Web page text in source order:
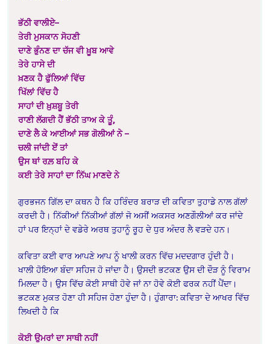
ਭੱਠੀ ਵਾਲੀਏ–
ਤੇਰੀ ਮੁਸਕਾਨ ਸੋਹਣੀ
ਦਾਣੇ ਭੁੰਨਣ ਦਾ ਚੱਜ ਵੀ ਖ਼ੂਬ ਆਵੇ
ਤੇਰੇ ਹਾਸੇ ਦੀ
ਖ਼ਣਕ ਹੈ ਫੁੱਲਿਆਂ ਵਿੱਚ
ਖਿੱਲਾਂ ਵਿੱਚ ਹੈ
ਸਾਹਾਂ ਦੀ ਖ਼ੁਸ਼ਬੂ ਤੇਰੀ
ਰਾਣੀ ਲੱਗਦੀ ਹੈਂ ਭੱਠੀ ਤਾਅ ਕੇ ਤੂੰ,
ਦਾਣੇ ਲੈ ਕੇ ਆਈਆਂ ਸਭ ਗੋਲੀਆਂ ਨੇ –
ਚਲੀ ਜਾਂਦੀ ਏਂ ਤਾਂ
ਉਸ ਥਾਂ ਰਲ਼ ਬਹਿ ਕੇ
ਕਈ ਤੇਰੇ ਸਾਹਾਂ ਦਾ ਨਿੱਘ ਮਾਣਦੇ ਨੇ
ਗੁਰਭਜਨ ਗਿੱਲ ਦਾ ਕਥਨ ਹੈ ਕਿ ਹਰਿੰਦਰ ਬਰਾੜ ਦੀ ਕਵਿਤਾ ਤੁਹਾਡੇ ਨਾਲ ਗੱਲਾਂ
ਕਰਦੀ ਹੈ। ਨਿੱਕੀਆਂ ਨਿੱਕੀਆਂ ਗੱਲਾਂ ਜੋ ਅਸੀਂ ਅਕਸਰ ਅਣਗੌਲੀਆਂ ਕਰ ਜਾਂਦੇ
ਹਾਂ ਪਰ ਇਨ੍ਹਾਂ ਦੇ ਵਡੇਰੇ ਅਰਥ ਤੁਹਾਨੂੰ ਰੂਹ ਦੇ ਧੁਰ ਅੰਦਰ ਲੈ ਵੜਦੇ ਹਨ।
ਕਵਿਤਾ ਕਈ ਵਾਰ ਆਪਣੇ ਆਪ ਨੂੰ ਖਾਲੀ ਕਰਨ ਵਿੱਚ ਮਦਦਗਾਰ ਹੁੰਦੀ ਹੈ।
ਖਾਲੀ ਹੋਇਆ ਬੰਦਾ ਸਹਿਜ ਹੋ ਜਾਂਦਾ ਹੈ। ਉਸਦੀ ਭਟਕਣ ਉਸ ਦੀ ਦੌੜ ਨੂੰ ਵਿਰਾਮ
ਮਿਲਦਾ ਹੈ। ਉਸ ਵਿੱਚ ਕੋਈ ਸਾਥੀ ਹੋਵੇ ਜਾਂ ਨਾ ਹੋਵੇ ਕੋਈ ਫਰਕ ਨਹੀਂ ਪੈਂਦਾ।
ਭਟਕਣ ਮੁਕਤ ਹੋਣਾ ਹੀ ਸਹਿਜ ਹੋਣਾ ਹੁੰਦਾ ਹੈ। ਹੁੰਗਾਰਾ: ਕਵਿਤਾ ਦੇ ਆਖਰ ਵਿੱਚ
ਲਿਖਦੀ ਹੈ ਕਿ
ਕੋਈ ਉਮਰਾਂ ਦਾ ਸਾਥੀ ਨਹੀਂ